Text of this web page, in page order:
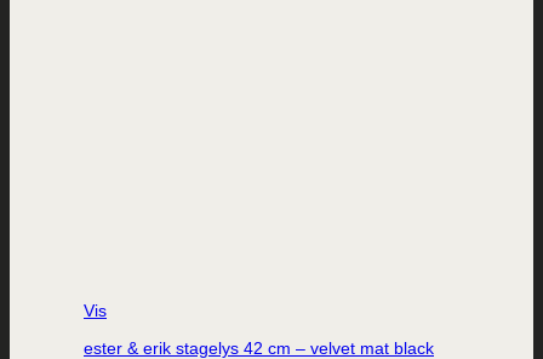
Vis
ester & erik stagelys 42 cm – velvet mat black